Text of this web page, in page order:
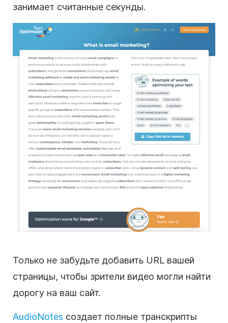
занимает считанные секунды.
Только не забудьте добавить URL вашей
страницы, чтобы зрители видео могли найти
дорогу на ваш сайт.
AudioNotes создает полные транскрипты